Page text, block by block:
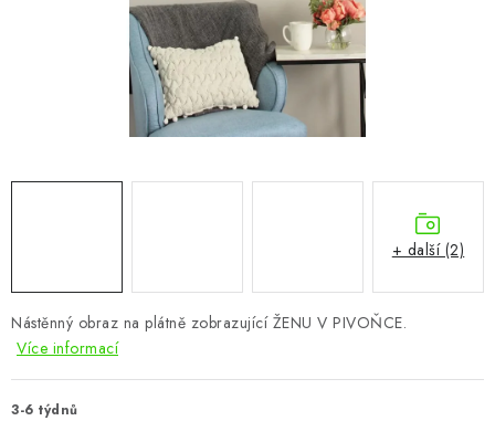
DOPLŇKY A DEKORACE
OSTATNÍ
VÝPRODEJ
Vše o nákupu
Nástěnný obraz na plátně zobrazující ŽENU V PIVOŇCE.
Více informací
3-6 týdnů
+ další (2)